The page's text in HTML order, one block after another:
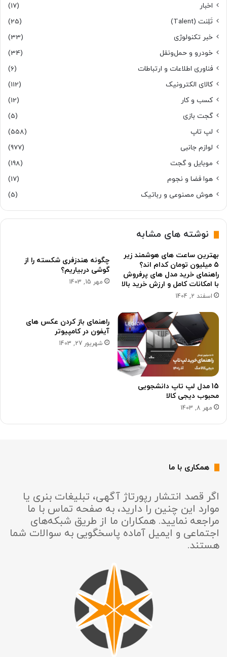
اخبار
(17)
تَلِنت (Talent)
(25)
خبر تکنولوژی
(33)
خودرو و حمل‌و‌نقل
(34)
فناوری اطلاعات و ارتباطات
(6)
کالای الکترونیک
(112)
کسب و کار
(12)
گجت بازی
(5)
لپ تاپ
(558)
لوازم جانبی
(977)
موبایل و گجت
(198)
هوا فضا و نجوم
(17)
هوش مصنوعی و رباتیک
(5)
نوشته های مشابه
بهترین ساعت های هوشمند زیر
۵ میلیون تومان کدام اند؟
راهنمای خرید مدل های پرفروش
با امکانات کامل و ارزش خرید بالا
اسفند 2, 1404
چگونه هندزفری شکسته را از
گوشی دربیاریم؟
مهر 15, 1403
15 مدل لپ تاپ دانشجویی
محبوب دیجی کالا
مهر 8, 1403
راهنمای باز کردن عکس های
آیفون در کامپیوتر
شهریور 27, 1403
همکاری با ما
اگر قصد انتشار رپورتاژ آگهی، تبلیغات بنری یا
موارد این چنین را دارید، به صفحه تماس با ما
مراجعه نمایید. همکاران ما از طریق شبکه‌های
اجتماعی و ایمیل آماده پاسخگویی به سوالات شما
هستند.